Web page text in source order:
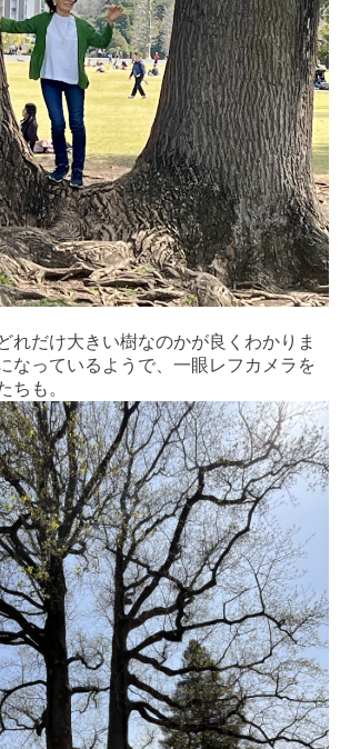
れだけ大きい樹なのかが良くわかりま
なっているようで、一眼レフカメラを
ちも。